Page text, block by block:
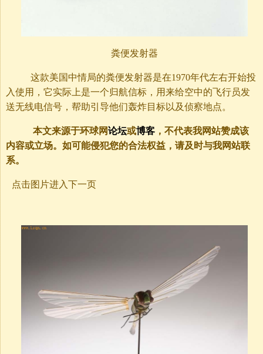
粪便发射器
这款美国中情局的粪便发射器是在1970年代左右开始投
入使用，它实际上是一个归航信标，用来给空中的飞行员发
送无线电信号，帮助引导他们轰炸目标以及侦察地点。
本文来源于环球网论坛或博客 ，不代表我网站赞成该
内容或立场。如可能侵犯您的合法权益，请及时与我网站联
系。
点击图片进入下一页